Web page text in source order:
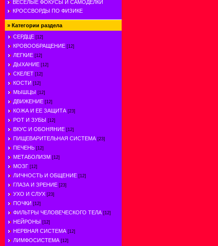
ВЕСЕЛЫЕ ФОКУСЫ И САМОДЕЛКИ
КРОССВОРДЫ ПО ФИЗИКЕ
» Категории раздела
СЕРДЦЕ [12]
КРОВООБРАЩЕНИЕ [12]
ЛЕГКИЕ [12]
ДЫХАНИЕ [12]
СКЕЛЕТ [12]
КОСТИ [12]
МЫШЦЫ [12]
ДВИЖЕНИЕ [12]
КОЖА И ЕЕ ЗАЩИТА [23]
РОТ И ЗУБЫ [12]
ВКУС И ОБОНЯНИЕ [12]
ПИЩЕВАРИТЕЛЬНАЯ СИСТЕМА [23]
ПЕЧЕНЬ [12]
МЕТАБОЛИЗМ [12]
МОЗГ [12]
ЛИЧНОСТЬ И ОБЩЕНИЕ [12]
ГЛАЗА И ЗРЕНИЕ [23]
УХО И СЛУХ [23]
ПОЧКИ [12]
ФИЛЬТРЫ ЧЕЛОВЕЧЕСКОГО ТЕЛА [12]
НЕЙРОНЫ [12]
НЕРВНАЯ СИСТЕМА [12]
ЛИМФОСИСТЕМА [12]